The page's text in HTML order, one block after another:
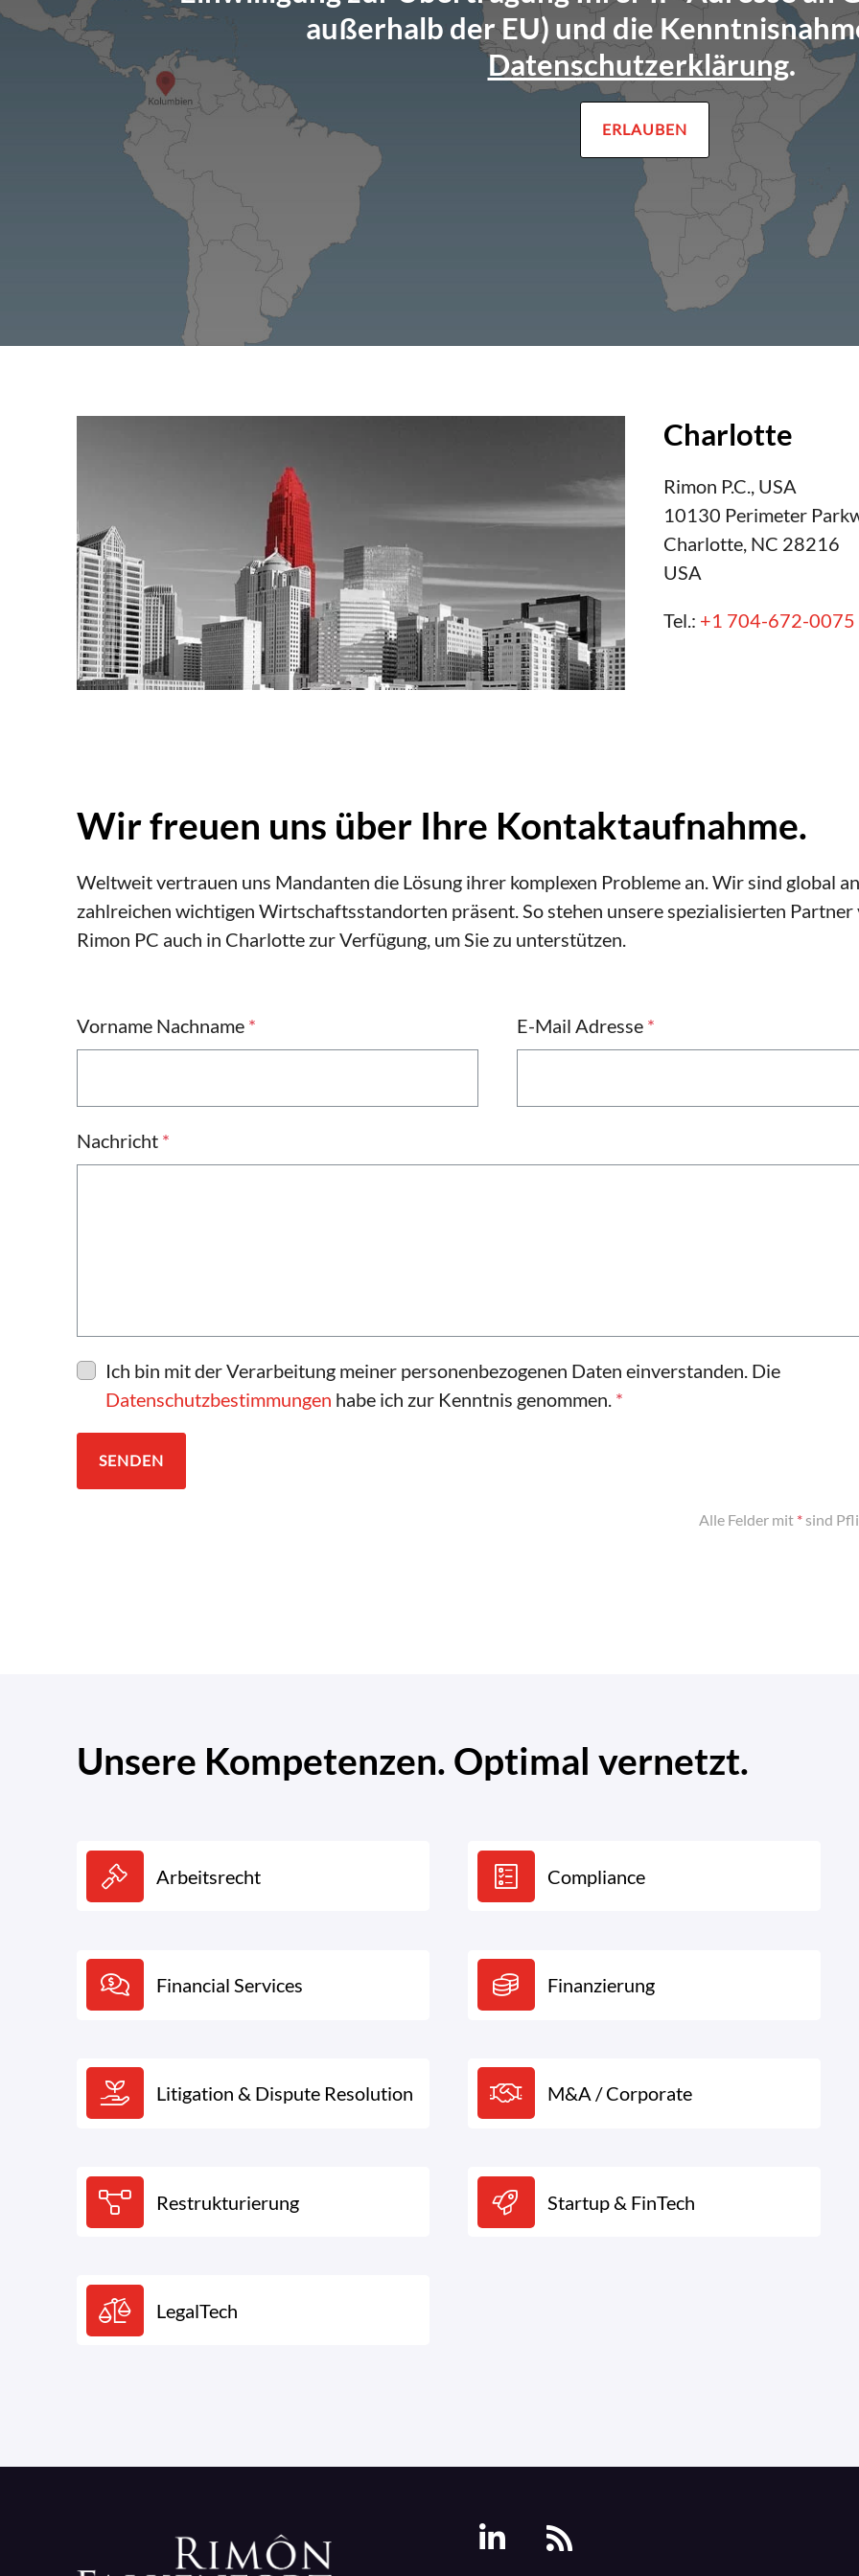
außerhalb der EU) und die
Datenschutzerklärung.
ERLAUBEN
Charlotte
Rimon P.C., USA
10130 Perimeter
Charlotte, NC 28216
USA
Tel.: +1 704-672-0075
Wir freuen uns über Ihre Kontaktaufnahme.
Weltweit vertrauen uns Mandanten die Lösung ihrer komplexen Probleme an. Wir sind global an
zahlreichen wichtigen Wirtschaftsstandorten präsent. So stehen unsere spezialisierten Partner
Rimon PC auch in Charlotte zur Verfügung, um Sie zu unterstützen.
Vorname Nachname * E-Mail Adresse *
Nachricht *
Ich bin mit der Verarbeitung meiner personenbezogenen Daten einverstanden. Die
Datenschutzbestimmungen habe ich zur Kenntnis genommen. *
SENDEN
Alle Felder mit * sind
Unsere Kompetenzen. Optimal vernetzt.
Arbeitsrecht Compliance
Financial Services Finanzierung
Litigation & Dispute Resolution M&A / Corporate
Restrukturierung Startup & FinTech
LegalTech